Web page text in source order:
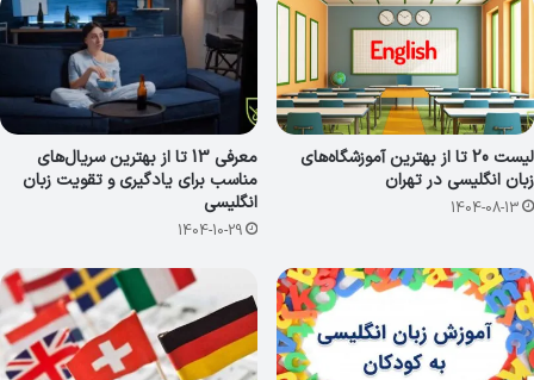
لیست 20 تا از بهترین آموزشگاه‌های
زبان انگلیسی در تهران
1404-08-13
معرفی 13 تا از بهترین سریال‌های
مناسب برای یادگیری و تقویت زبان
انگلیسی
1404-10-29